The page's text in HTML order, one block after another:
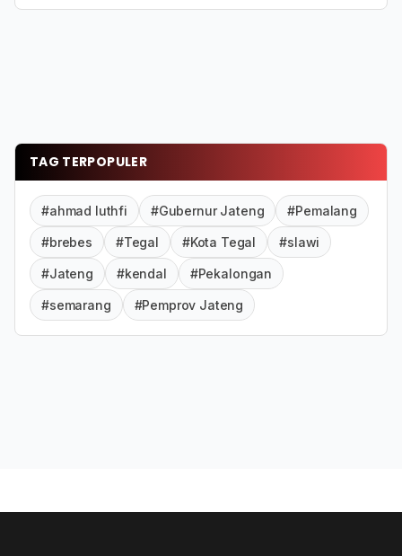
TAG TERPOPULER
#ahmad luthfi #Gubernur Jateng #Pemalang
#brebes #Tegal #Kota Tegal #slawi
#Jateng #kendal #Pekalongan
#semarang #Pemprov Jateng